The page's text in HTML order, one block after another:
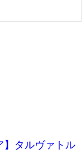
】タルヴァトル